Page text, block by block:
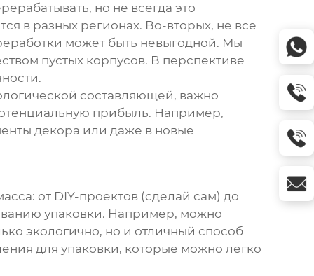
но не всегда это
в разных регионах. Во-вторых, не все
может быть невыгодной. Мы
пустых корпусов. В перспективе
составляющей, важно
прибыль. Например,
декора или даже в новые
от DIY-проектов (сделай сам) до
упаковки. Например, можно
экологично, но и отличный способ
для упаковки, которые можно легко